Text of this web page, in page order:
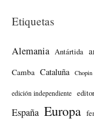
Etiquetas
Alemania Antártida
Camba Cataluña Chopin
edición independiente
España Europa